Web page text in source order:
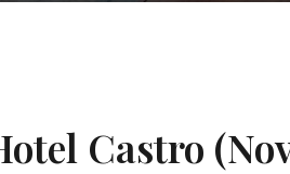
Castro